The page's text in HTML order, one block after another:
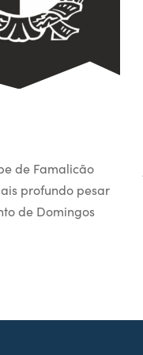
de Famalicão
profundo pesar
de Domingos